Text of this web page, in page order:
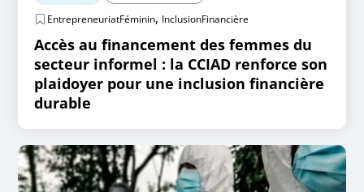
EntrepreneuriatFéminin, InclusionFinancière
Accès au financement des femmes du
secteur informel : la CCIAD renforce son
plaidoyer pour une inclusion financière
durable